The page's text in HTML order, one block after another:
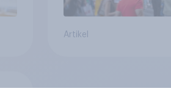
Artikel